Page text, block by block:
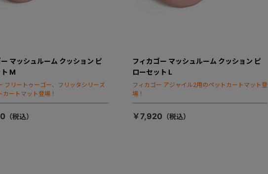
マッシュルーム クッション ピ
M
フリートゥーゴー、フリッタシリーズ
カートマット登場！
フィカゴー マッシュルーム クッション ピ
ローセット L
フィカゴー アジャイル2用のペットカートマット登
場！
￥7,920